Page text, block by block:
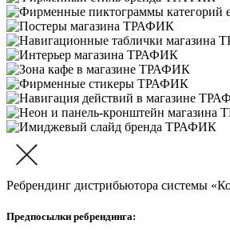
Ребрендинг дистрибьютора системы
Предпосылки ребрендинга: